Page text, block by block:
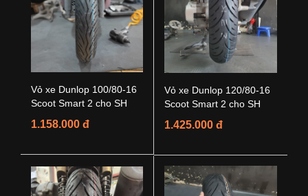
Vỏ xe Dunlop 100/80-16
Scoot Smart 2 cho SH
1.158.000 đ
Vỏ xe Dunlop 120/80-16
Scoot Smart 2 cho SH
1.425.000 đ